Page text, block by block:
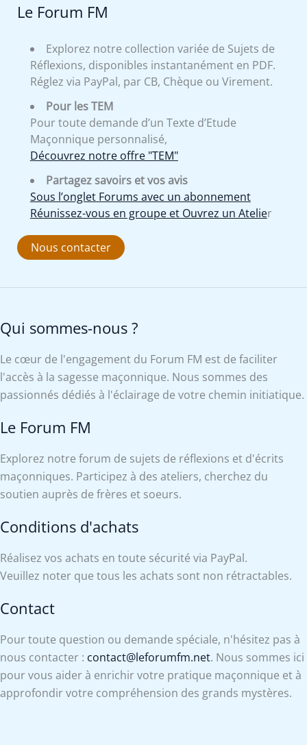
Le Forum FM
Explorez notre collection variée de Sujets de
Réflexions, disponibles instantanément en PDF.
Réglez via PayPal, par CB, Chèque ou Virement.
Pour les TEM
Pour toute demande d’un Texte d’Etude
Maçonnique personnalisé,
Découvrez notre offre "TEM"
Partagez savoirs et vos avis
Sous l’onglet Forums avec un abonnement
Réunissez-vous en groupe et Ouvrez un Atelier
Nous contacter
Qui sommes-nous ?
Le cœur de l'engagement du Forum FM est de faciliter
l'accès à la sagesse maçonnique. Nous sommes des
passionnés dédiés à l'éclairage de votre chemin initiatique.
Le Forum FM
Explorez notre forum de sujets de réflexions et d'écrits
maçonniques. Participez à des ateliers, cherchez du
soutien auprès de frères et soeurs.
Conditions d'achats
Réalisez vos achats en toute sécurité via PayPal.
Veuillez noter que tous les achats sont non rétractables.
Contact
Pour toute question ou demande spéciale, n'hésitez pas à
nous contacter : contact@leforumfm.net. Nous sommes ici
pour vous aider à enrichir votre pratique maçonnique et à
approfondir votre compréhension des grands mystères.